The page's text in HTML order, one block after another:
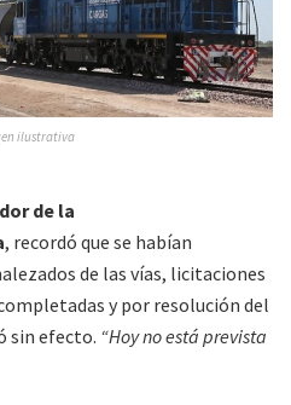
ilustrativa
de la
, recordó que se habían
de las vías, licitaciones
y por resolución del
sin efecto. “Hoy no está prevista